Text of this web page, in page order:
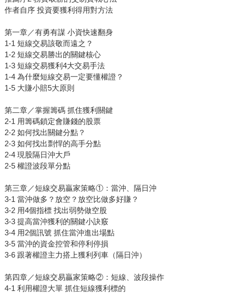
作者自序 投資要獲利得用對方法
第一章／有勇有謀 小資快速翻身
1-1 短線交易該敬而遠之？
1-2 短線交易勝出的關鍵核心
1-3 短線交易獲利4大交易手法
1-4 為什麼短線交易一定要懂權證？
1-5 大賺小賠5大原則
第二章／掌握籌碼 抓住獲利關鍵
2-1 用籌碼鎖定會賺錢的股票
2-2 如何找出關鍵分點？
2-3 如何找出剽悍的高手分點
2-4 現股隔日沖大戶
2-5 權證波段單分點
第三章／短線交易贏家策略①：當沖、隔日沖
3-1 當沖做多？放空？放空比做多好賺？
3-2 用4個指標 找出弱勢做空股
3-3 提高當沖獲利的關鍵小訣竅
3-4 用2個訊號 抓住當沖進出場點
3-5 當沖的資金控管和停利停損
3-6 跟著權證主力搭上獲利列車（隔日沖）
第四章／短線交易贏家策略②：短線、波段操作
4-1 利用權證大單 抓住短線獲利標的